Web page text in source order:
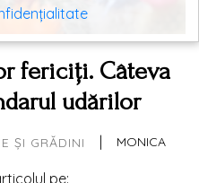
fericiți. Câteva
udărilor
ȘI GRĂDINI | MONICA
pe: